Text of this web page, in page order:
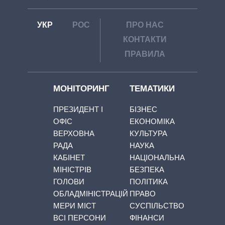
УКР РОС
ПРО НАС
КОНТАКТИ
ПРАВИЛА
МОНІТОРИНГ
ПРЕЗИДЕНТ І
ОФІС
ВЕРХОВНА
РАДА
КАБІНЕТ
МІНІСТРІВ
ГОЛОВИ
ОБЛАДМІНІСТРАЦІЙ
МЕРИ МІСТ
ВСІ ПЕРСОНИ
ТЕМАТИКИ
БІЗНЕС
ЕКОНОМІКА
КУЛЬТУРА
НАУКА
НАЦІОНАЛЬНА
БЕЗПЕКА
ПОЛІТИКА
ПРАВО
СУСПІЛЬСТВО
ФІНАНСИ